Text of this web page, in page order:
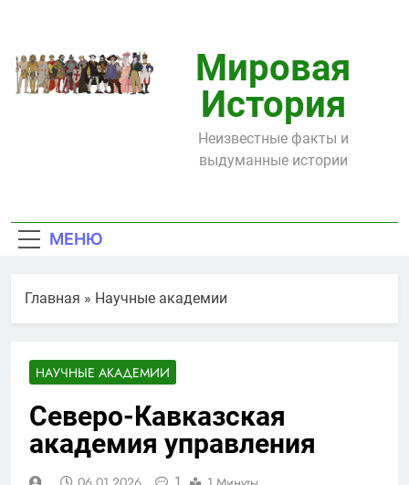
содержимому
Мировая
История
Неизвестные факты и
выдуманные истории
МЕНЮ
Главная » Научные академии
НАУЧНЫЕ АКАДЕМИИ
Северо-Кавказская
академия управления